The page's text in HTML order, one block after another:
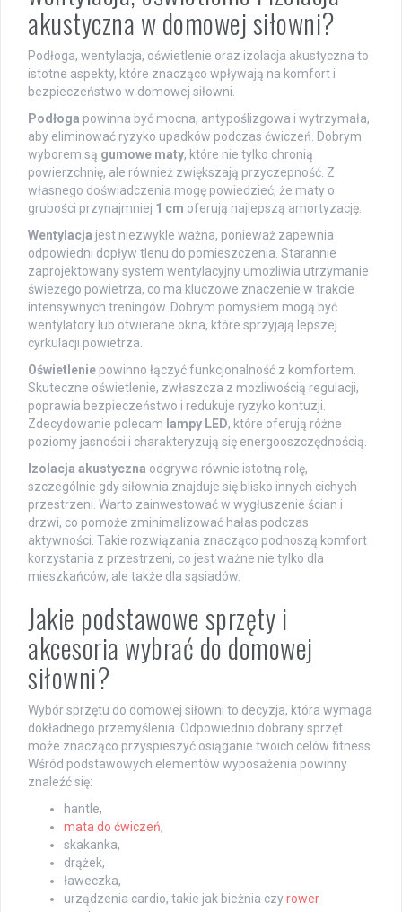
akustyczna w domowej siłowni?
Podłoga, wentylacja, oświetlenie oraz izolacja akustyczna to
istotne aspekty, które znacząco wpływają na komfort i
bezpieczeństwo w domowej siłowni.
Podłoga powinna być mocna, antypoślizgowa i wytrzymała,
aby eliminować ryzyko upadków podczas ćwiczeń. Dobrym
wyborem są gumowe maty, które nie tylko chronią
powierzchnię, ale również zwiększają przyczepność. Z
własnego doświadczenia mogę powiedzieć, że maty o
grubości przynajmniej 1 cm oferują najlepszą amortyzację.
Wentylacja jest niezwykle ważna, ponieważ zapewnia
odpowiedni dopływ tlenu do pomieszczenia. Starannie
zaprojektowany system wentylacyjny umożliwia utrzymanie
świeżego powietrza, co ma kluczowe znaczenie w trakcie
intensywnych treningów. Dobrym pomysłem mogą być
wentylatory lub otwierane okna, które sprzyjają lepszej
cyrkulacji powietrza.
Oświetlenie powinno łączyć funkcjonalność z komfortem.
Skuteczne oświetlenie, zwłaszcza z możliwością regulacji,
poprawia bezpieczeństwo i redukuje ryzyko kontuzji.
Zdecydowanie polecam lampy LED, które oferują różne
poziomy jasności i charakteryzują się energooszczędnością.
Izolacja akustyczna odgrywa równie istotną rolę,
szczególnie gdy siłownia znajduje się blisko innych cichych
przestrzeni. Warto zainwestować w wygłuszenie ścian i
drzwi, co pomoże zminimalizować hałas podczas
aktywności. Takie rozwiązania znacząco podnoszą komfort
korzystania z przestrzeni, co jest ważne nie tylko dla
mieszkańców, ale także dla sąsiadów.
Jakie podstawowe sprzęty i
akcesoria wybrać do domowej
siłowni?
Wybór sprzętu do domowej siłowni to decyzja, która wymaga
dokładnego przemyślenia. Odpowiednio dobrany sprzęt
może znacząco przyspieszyć osiąganie twoich celów fitness.
Wśród podstawowych elementów wyposażenia powinny
znaleźć się:
hantle,
mata do ćwiczeń,
skakanka,
drążek,
ławeczka,
urządzenia cardio, takie jak bieżnia czyrower